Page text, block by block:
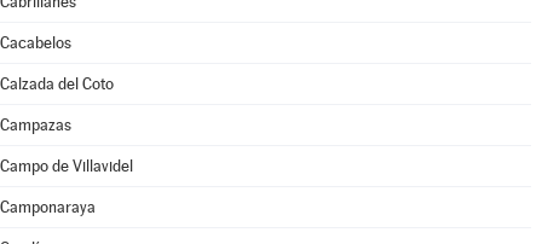
Cacabelos
Calzada del Coto
Campazas
Campo de Villavidel
Camponaraya